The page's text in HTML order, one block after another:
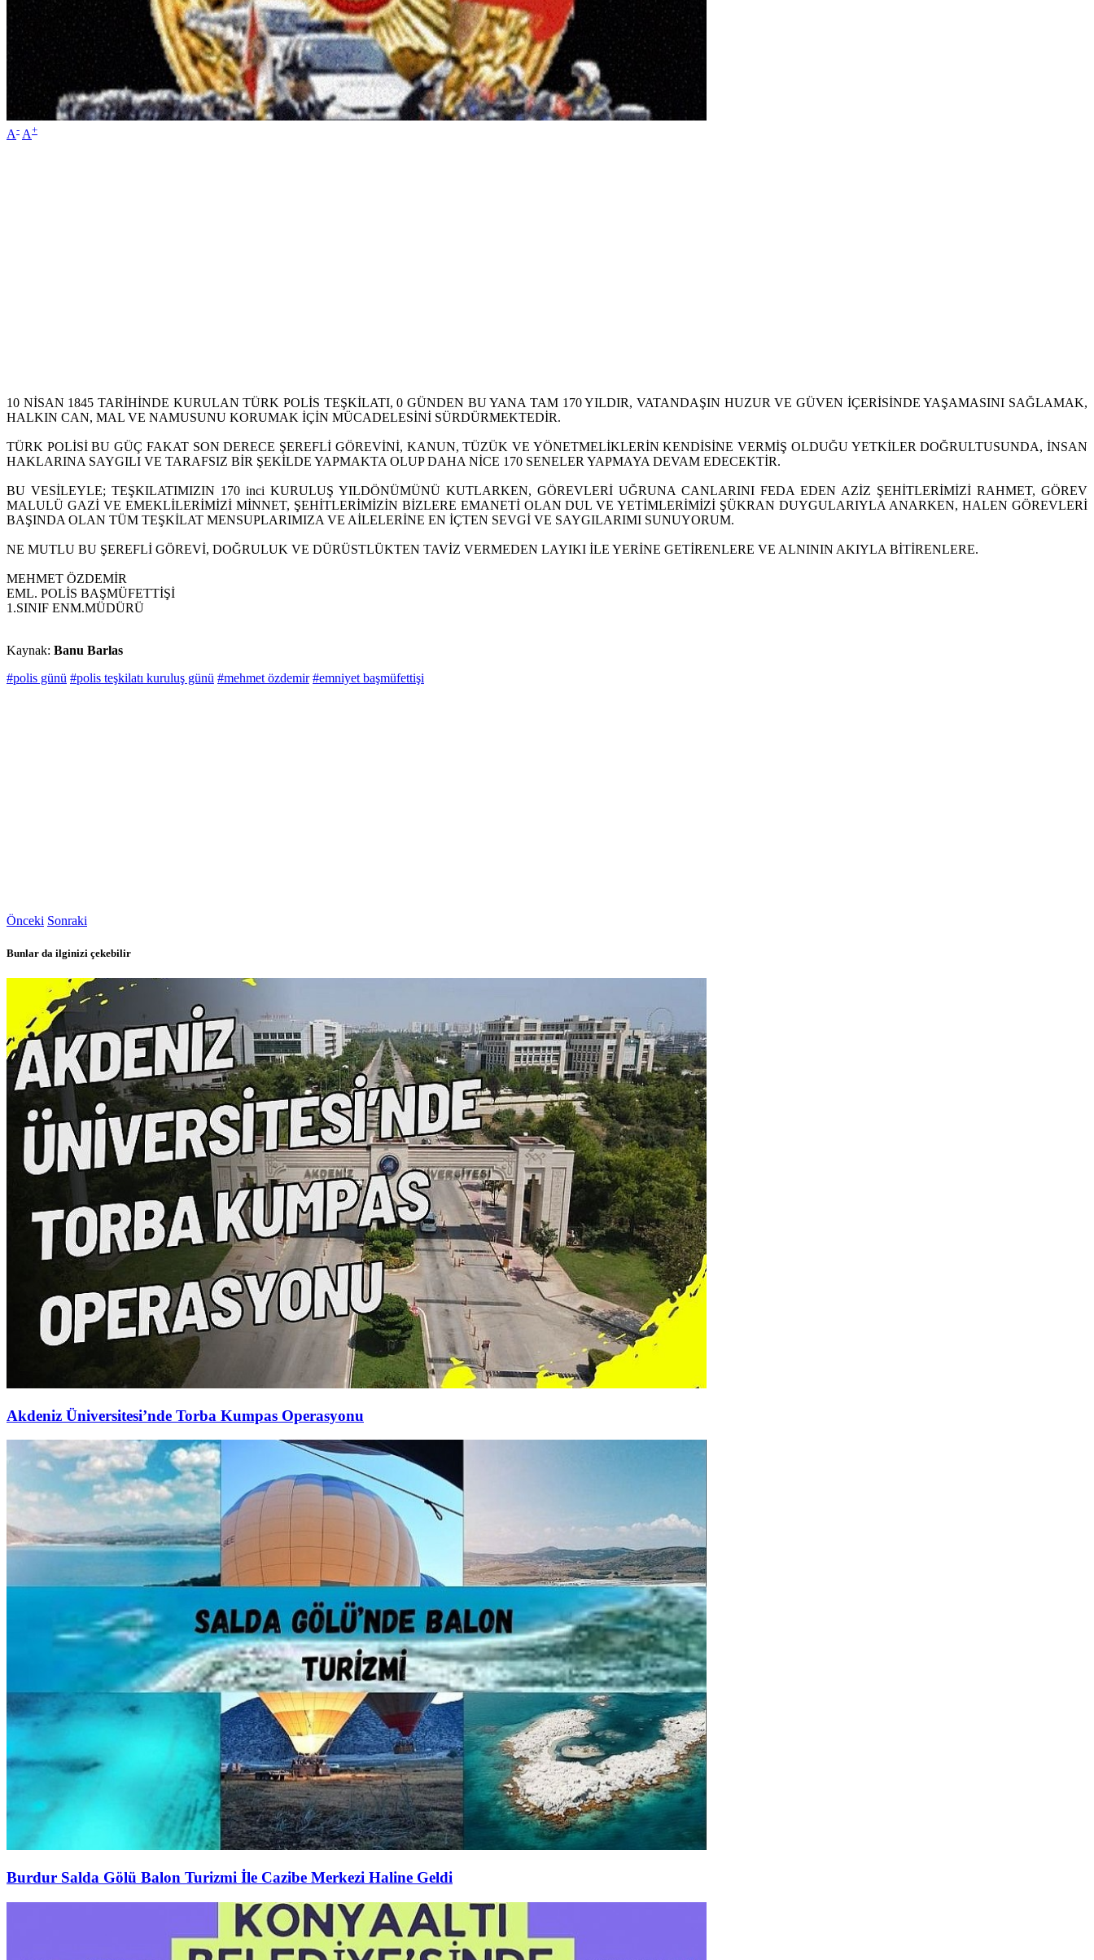
A- A+
10 NİSAN 1845 TARİHİNDE KURULAN TÜRK POLİS TEŞKİLATI, 0 GÜNDEN BU YANA TAM 170 YILDIR, VATANDAŞIN HUZUR VE GÜVEN İÇERİSİNDE YAŞAMASINI SAĞLAMAK,
HALKIN CAN, MAL VE NAMUSUNU KORUMAK İÇİN MÜCADELESİNİ SÜRDÜRMEKTEDİR.
TÜRK POLİSİ BU GÜÇ FAKAT SON DERECE ŞEREFLİ GÖREVİNİ, KANUN, TÜZÜK VE YÖNETMELİKLERİN KENDİSİNE VERMİŞ OLDUĞU YETKİLER DOĞRULTUSUNDA, İNSAN
HAKLARINA SAYGILI VE TARAFSIZ BİR ŞEKİLDE YAPMAKTA OLUP DAHA NİCE 170 SENELER YAPMAYA DEVAM EDECEKTİR.
BU VESİLEYLE; TEŞKILATIMIZIN 170 inci KURULUŞ YILDÖNÜMÜNÜ KUTLARKEN, GÖREVLERİ UĞRUNA CANLARINI FEDA EDEN AZİZ ŞEHİTLERİMİZİ RAHMET, GÖREV
MALULÜ GAZİ VE EMEKLİLERİMİZİ MİNNET, ŞEHİTLERİMİZİN BİZLERE EMANETİ OLAN DUL VE YETİMLERİMİZİ ŞÜKRAN DUYGULARIYLA ANARKEN, HALEN GÖREVLERİ
BAŞINDA OLAN TÜM TEŞKİLAT MENSUPLARIMIZA VE AİLELERİNE EN İÇTEN SEVGİ VE SAYGILARIMI SUNUYORUM.
NE MUTLU BU ŞEREFLİ GÖREVİ, DOĞRULUK VE DÜRÜSTLÜKTEN TAVİZ VERMEDEN LAYIKI İLE YERİNE GETİRENLERE VE ALNININ AKIYLA BİTİRENLERE.
MEHMET ÖZDEMİR
EML. POLİS BAŞMÜFETTİŞİ
1.SINIF ENM.MÜDÜRÜ
Kaynak: Banu Barlas
#polis günü #polis teşkilatı kuruluş günü #mehmet özdemir #emniyet başmüfettişi
Önceki Sonraki
Bunlar da ilginizi çekebilir
Akdeniz Üniversitesi’nde Torba Kumpas Operasyonu
Burdur Salda Gölü Balon Turizmi İle Cazibe Merkezi Haline Geldi